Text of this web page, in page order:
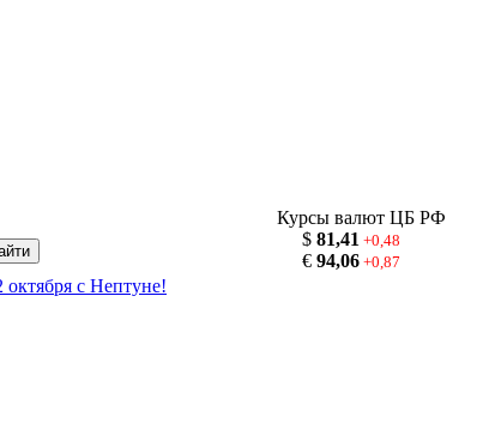
Курсы валют ЦБ РФ
$ 81,41+0,48
€ 94,06+0,87
с Нептуне!